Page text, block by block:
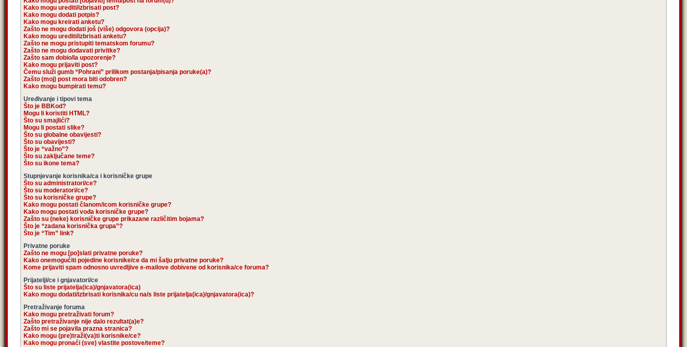
Kako mogu urediti/izbrisati post?
Kako mogu dodati potpis?
Kako mogu kreirati anketu?
Zašto ne mogu dodati još (više) odgovora (opcija)?
Kako mogu urediti/izbrisati anketu?
Zašto ne mogu pristupiti tematskom forumu?
Zašto ne mogu dodavati privitke?
Zašto sam dobio/la upozorenje?
Kako mogu prijaviti post?
Čemu služi gumb “Pohrani” prilikom postanja/pisanja poruke(a)?
Zašto (moj) post mora biti odobren?
Kako mogu bumpirati temu?
Uređivanje i tipovi tema
Što je BBKod?
Mogu li koristiti HTML?
Što su smajlići?
Mogu li postati slike?
Što su globalne obavijesti?
Što su obavijesti?
Što je “važno”?
Što su zaključane teme?
Što su ikone tema?
Stupnjevanje korisnika/ca i korisničke grupe
Što su administratori/ce?
Što su moderatori/ce?
Što su korisničke grupe?
Kako mogu postati članom/icom korisničke grupe?
Kako mogu postati vođa korisničke grupe?
Zašto su (neke) korisničke grupe prikazane različitim bojama?
Što je “zadana korisnička grupa”?
Što je “Tim” link?
Privatne poruke
Zašto ne mogu [po]slati privatne poruke?
Kako onemogućiti pojedine korisnike/ce da mi šalju privatne poruke?
Kome prijaviti spam odnosno uvredljive e-mailove dobivene od korisnika/ce foruma?
Prijatelji/ce i gnjavatori/ce
Što su liste prijatelja(ica)/gnjavatora(ica)
Kako mogu dodati/izbrisati korisnika/cu na/s liste prijatelja(ica)/gnjavatora(ica)?
Pretraživanje foruma
Kako mogu pretraživati forum?
Zašto pretraživanje nije dalo rezultat(a)e?
Zašto mi se pojavila prazna stranica?
Kako mogu (pre)traži(va)ti korisnike/ce?
Kako mogu pronaći (sve) vlastite postove/teme?